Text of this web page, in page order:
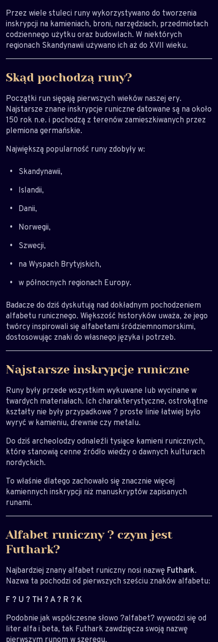
Przez wiele stuleci runy wykorzystywano do tworzenia
inskrypcji na kamieniach, broni, narzędziach, przedmiotach
codziennego użytku oraz budowlach. W niektórych
regionach Skandynawii używano ich aż do XVII wieku.
Skąd pochodzą runy?
Początki run sięgają pierwszych wieków naszej ery.
Najstarsze znane inskrypcje runiczne datowane są na około
150 rok n.e. i pochodzą z terenów zamieszkiwanych przez
plemiona germańskie.
Największą popularność runy zdobyły w:
Skandynawii,
Islandii,
Danii,
Norwegii,
Szwecji,
na Wyspach Brytyjskich,
w północnych regionach Europy.
Badacze do dziś dyskutują nad dokładnym pochodzeniem
alfabetu runicznego. Większość historyków uważa, że jego
twórcy inspirowali się alfabetami śródziemnomorskimi,
dostosowując znaki do własnego języka i potrzeb.
Najstarsze inskrypcje runiczne
Runy były przede wszystkim wykuwane lub wycinane w
twardych materiałach. Ich charakterystyczne, ostrokątne
kształty nie były przypadkowe ? proste linie łatwiej było
wyryć w kamieniu, drewnie czy metalu.
Do dziś archeolodzy odnaleźli tysiące kamieni runicznych,
które stanowią cenne źródło wiedzy o dawnych kulturach
nordyckich.
To właśnie dlatego zachowało się znacznie więcej
kamiennych inskrypcji niż manuskryptów zapisanych
runami.
Alfabet runiczny ? czym jest
Futhark?
Najbardziej znany alfabet runiczny nosi nazwę Futhark.
Nazwa ta pochodzi od pierwszych sześciu znaków alfabetu:
F ? U ? TH ? A ? R ? K
Podobnie jak współczesne słowo ?alfabet? wywodzi się od
liter alfa i beta, tak Futhark zawdzięcza swoją nazwę
pierwszym runom w szeregu.